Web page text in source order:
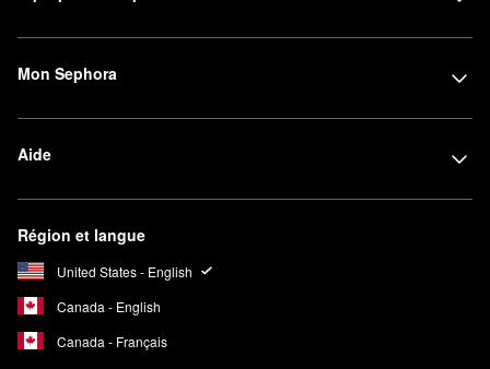
Mon Sephora
Aide
Région et langue
United States - English
Canada - English
Canada - Français